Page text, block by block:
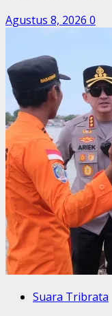
Agustus 8, 2026 0
Suara Tribrata